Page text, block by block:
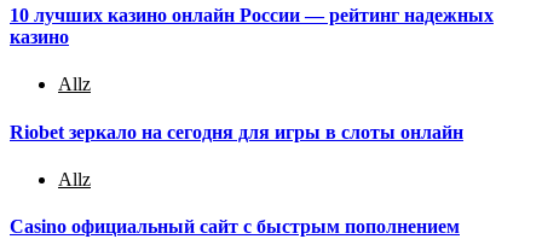
10 лучших казино онлайн России — рейтинг надежных
казино
Allz
Riobet зеркало на сегодня для игры в слоты онлайн
Allz
Casino официальный сайт с быстрым пополнением